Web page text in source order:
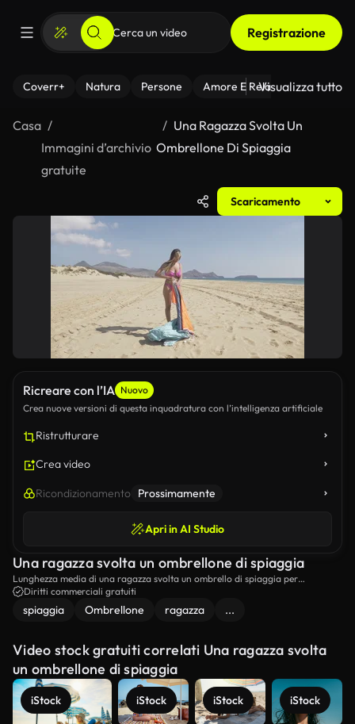
Registrazione
Coverr+ Natura Persone Amore E Relazioni Il
Visualizza tutto
Casa
Immagini d’archivio
gratuite
Una Ragazza Svolta Un
Ombrellone Di Spiaggia
Scaricamento
Ricreare con l’IA Nuovo
Crea nuove versioni di questa inquadratura con l’intelligenza artificiale
Ristrutturare
Crea video
Ricondizionamento Prossimamente
Apri in AI Studio
Una ragazza svolta un ombrellone di spiaggia
Lunghezza media di una ragazza svolta un ombrello di spiaggia per
ombreggiarla dal sole sulla spiaggia.
Diritti commerciali gratuiti
spiaggia Ombrellone ragazza ...
Video stock gratuiti correlati Una ragazza svolta
un ombrellone di spiaggia
iStock iStock iStock iStock